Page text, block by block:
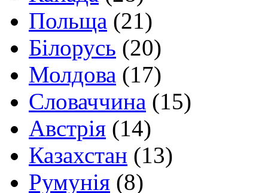
Польща (21)
Білорусь (20)
Молдова (17)
Словаччина (15)
Австрія (14)
Казахстан (13)
Румунія (8)